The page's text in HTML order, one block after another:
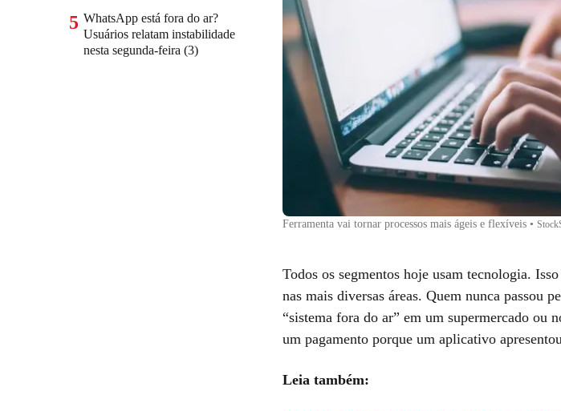
Ferramenta vai tornar processos mais ágeis e flexíveis •
Todos os segmentos hoje usam tecnologia.
nas mais diversas áreas. Quem nunca passou
“sistema fora do ar” em um supermercado ou
um pagamento porque um aplicativo
Leia também:
5 WhatsApp está fora do ar?
Usuários relatam instabilidade
nesta segunda-feira (3)